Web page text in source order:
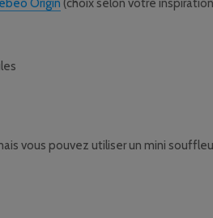
Origin (choix selon votre
vous pouvez utiliser un mini